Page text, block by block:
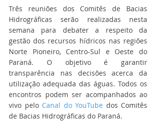
Três reuniões dos Comitês de Bacias
Hidrográficas serão realizadas nesta
semana para debater a respeito da
gestão dos recursos hídricos nas regiões
Norte Pioneiro, Centro-Sul e Oeste do
Paraná. O objetivo é garantir
transparência nas decisões acerca da
utilização adequada das águas. Todos os
encontros podem ser acompanhados ao
vivo pelo Canal do YouTube dos Comitês
de Bacias Hidrográficas do Paraná.